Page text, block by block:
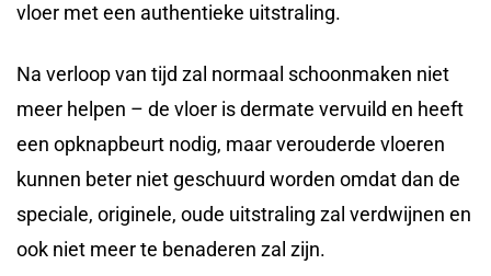
vloer met een authentieke uitstraling.
Na verloop van tijd zal normaal schoonmaken niet
meer helpen – de vloer is dermate vervuild en heeft
een opknapbeurt nodig, maar verouderde vloeren
kunnen beter niet geschuurd worden omdat dan de
speciale, originele, oude uitstraling zal verdwijnen en
ook niet meer te benaderen zal zijn.